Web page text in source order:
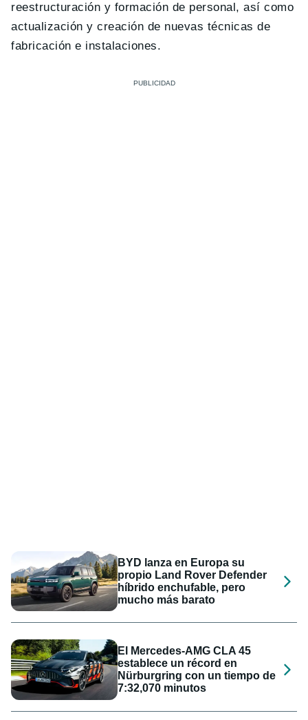
reestructuración y formación de personal, así como
actualización y creación de nuevas técnicas de
fabricación e instalaciones.
BYD lanza en Europa su
propio Land Rover Defender
híbrido enchufable, pero
mucho más barato
El Mercedes-AMG CLA 45
establece un récord en
Nürburgring con un tiempo de
7:32,070 minutos